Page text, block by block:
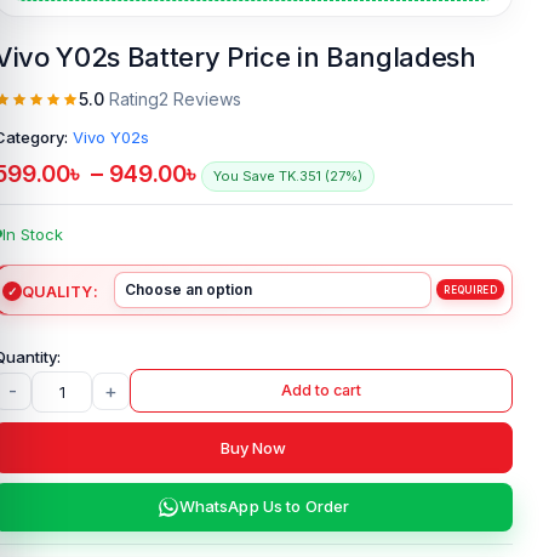
Y02s Battery Price in Bangladesh
5.0 Rating2 Reviews
Vivo Y02s
৳ – 949.00৳ You Save TK.351 (27%)
In Stock
QUALITY
- + Add to cart
Buy Now
WhatsApp Us to Order